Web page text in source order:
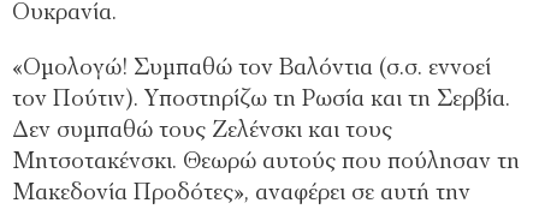
Ουκρανία.
«Ομολογώ! Συμπαθώ τον Βαλόντια (σ.σ. εννοεί
τον Πούτιν). Υποστηρίζω τη Ρωσία και τη Σερβία.
Δεν συμπαθώ τους Ζελένσκι και τους
Μητσοτακένσκι. Θεωρώ αυτούς που πούλησαν τη
Μακεδονία Προδότες», αναφέρει σε αυτή την